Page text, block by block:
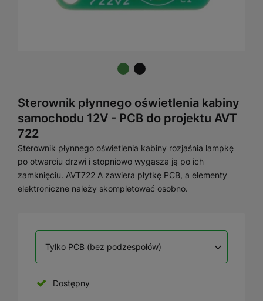
Sterownik płynnego oświetlenia kabiny
samochodu 12V - PCB do projektu AVT
722
Sterownik płynnego oświetlenia kabiny rozjaśnia lampkę
po otwarciu drzwi i stopniowo wygasza ją po ich
zamknięciu. AVT722 A zawiera płytkę PCB, a elementy
elektroniczne należy skompletować osobno.
Tylko PCB (bez podzespołów)
Dostępny